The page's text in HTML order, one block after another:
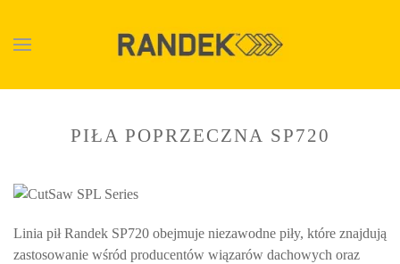
Skip to main content
PIŁA POPRZECZNA SP720
Linia pił Randek SP720 obejmuje niezawodne piły, które znajdują
zastosowanie wśród producentów wiązarów dachowych oraz